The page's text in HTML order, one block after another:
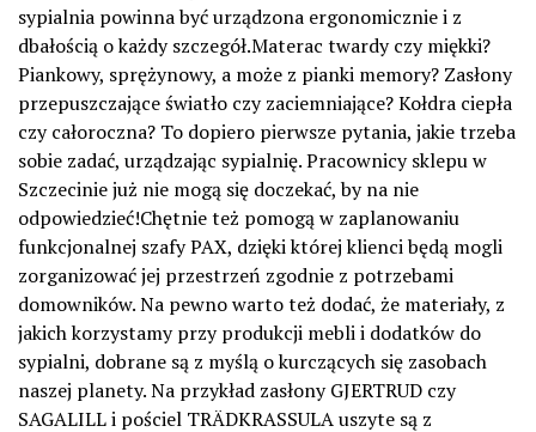
sypialnia powinna być urządzona ergonomicznie i z
dbałością o każdy szczegół.Materac twardy czy miękki?
Piankowy, sprężynowy, a może z pianki memory? Zasłony
przepuszczające światło czy zaciemniające? Kołdra ciepła
czy całoroczna? To dopiero pierwsze pytania, jakie trzeba
sobie zadać, urządzając sypialnię. Pracownicy sklepu w
Szczecinie już nie mogą się doczekać, by na nie
odpowiedzieć!Chętnie też pomogą w zaplanowaniu
funkcjonalnej szafy PAX, dzięki której klienci będą mogli
zorganizować jej przestrzeń zgodnie z potrzebami
domowników. Na pewno warto też dodać, że materiały, z
jakich korzystamy przy produkcji mebli i dodatków do
sypialni, dobrane są z myślą o kurczących się zasobach
naszej planety. Na przykład zasłony GJERTRUD czy
SAGALILL i pościel TRÄDKRASSULA uszyte są z